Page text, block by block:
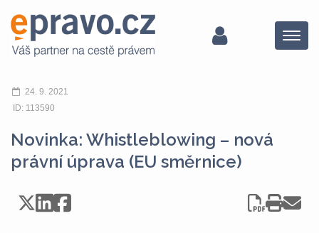
Menu
24. 9. 2021
ID: 113590
Novinka: Whistleblowing – nová
právní úprava (EU směrnice)